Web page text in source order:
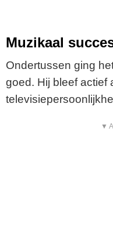
Muzikaal
Ondertussen ging
goed. Hij bleef actief
▼